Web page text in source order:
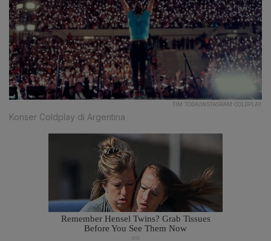
TIM TODA/INSTAGRAM COLDPLAY
Konser Coldplay di Argentina